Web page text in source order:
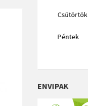
Csütörtök
Péntek
ENVIPAK